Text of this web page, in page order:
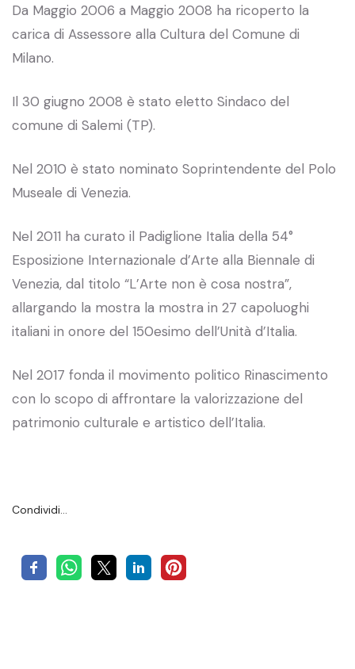
Da Maggio 2006 a Maggio 2008 ha ricoperto la
carica di Assessore alla Cultura del Comune di
Milano.
Il 30 giugno 2008 è stato eletto Sindaco del
comune di Salemi (TP).
Nel 2010 è stato nominato Soprintendente del Polo
Museale di Venezia.
Nel 2011 ha curato il Padiglione Italia della 54°
Esposizione Internazionale d’Arte alla Biennale di
Venezia, dal titolo “L’Arte non è cosa nostra”,
allargando la mostra la mostra in 27 capoluoghi
italiani in onore del 150esimo dell’Unità d’Italia.
Nel 2017 fonda il movimento politico Rinascimento
con lo scopo di affrontare la valorizzazione del
patrimonio culturale e artistico dell’Italia.
Condividi…